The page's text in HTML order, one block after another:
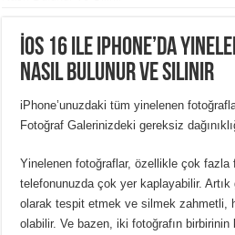
İOS 16 ile iPhone’da
Nasıl Bulunur ve Silinir
iPhone’unuzdaki tüm yinelenen
Fotoğraf Galerinizdeki gereksiz
Yinelenen fotoğraflar, özellikle çok fazla
telefonunuzda çok yer kaplayabilir.Artık
olarak tespit etmek ve silmek zahmetli,
olabilir.Ve bazen, iki fotoğrafın birbirinin